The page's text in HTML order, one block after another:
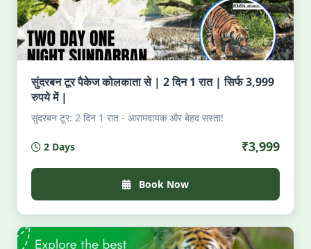
सुंदरबन टूर पैकेज कोलकाता से | 2 दिन 1 रात | सिर्फ 3,999
रुपये में |
सुंदरबन टूर: 2 दिन 1 रात - आरामदायक और बेहद सस्ता!
2 Days ₹3,999
Book Now